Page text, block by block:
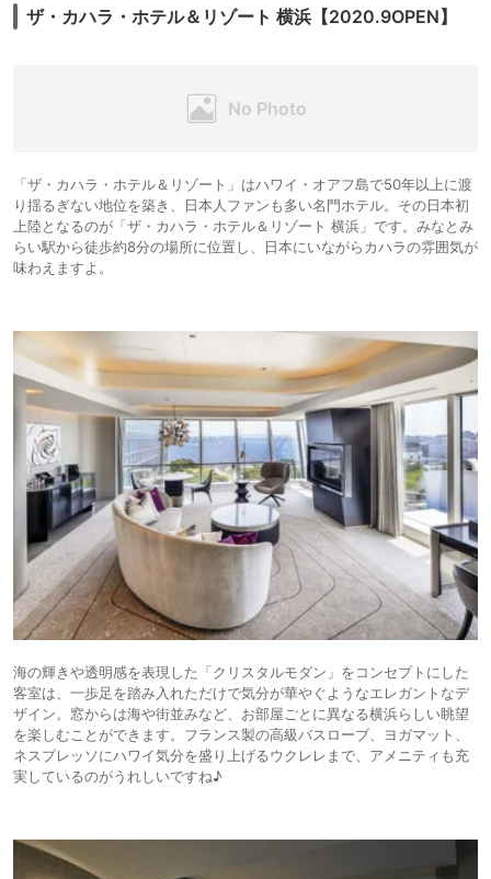
ザ・カハラ・ホテル＆リゾート 横浜【2020.9OPEN】
「ザ・カハラ・ホテル＆リゾート」はハワイ・オアフ島で50年以上に渡
り揺るぎない地位を築き、日本人ファンも多い名門ホテル。その日本初
上陸となるのが「ザ・カハラ・ホテル＆リゾート 横浜」です。みなとみ
らい駅から徒歩約8分の場所に位置し、日本にいながらカハラの雰囲気が
味わえますよ。
海の輝きや透明感を表現した「クリスタルモダン」をコンセプトにした
客室は、一歩足を踏み入れただけで気分が華やぐようなエレガントなデ
ザイン。窓からは海や街並みなど、お部屋ごとに異なる横浜らしい眺望
を楽しむことができます。フランス製の高級バスローブ、ヨガマット、
ネスプレッソにハワイ気分を盛り上げるウクレレまで、アメニティも充
実しているのがうれしいですね♪